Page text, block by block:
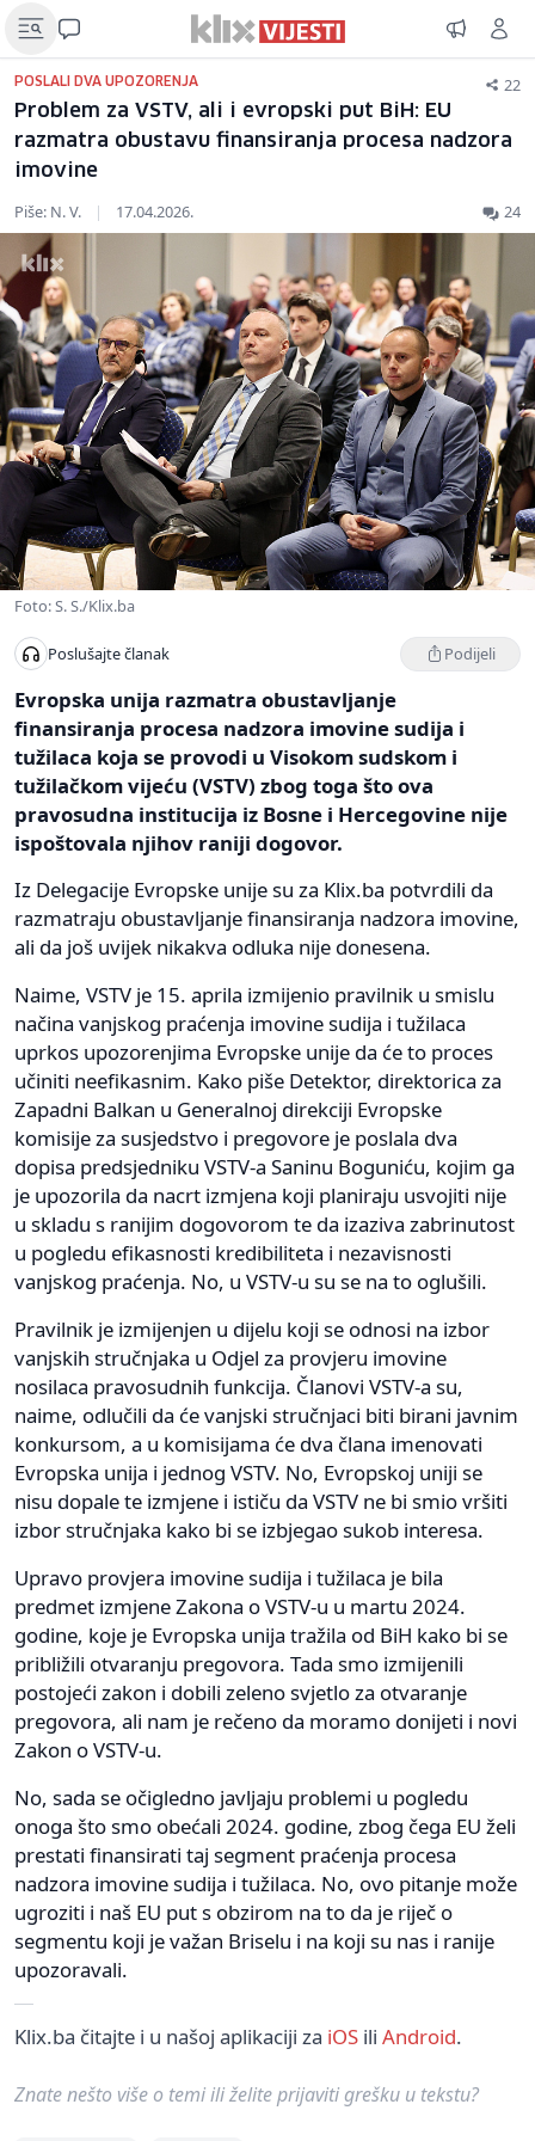
POSLALI DVA UPOZORENJA 22
Problem za VSTV, ali i evropski put BiH: EU
razmatra obustavu finansiranja procesa nadzora
imovine
Piše: N. V. | 17.04.2026. 24
Foto: S. S./Klix.ba
Poslušajte članak Podijeli
Evropska unija razmatra obustavljanje
finansiranja procesa nadzora imovine sudija i
tužilaca koja se provodi u Visokom sudskom i
tužilačkom vijeću (VSTV) zbog toga što ova
pravosudna institucija iz Bosne i Hercegovine nije
ispoštovala njihov raniji dogovor.
Iz Delegacije Evropske unije su za Klix.ba potvrdili da
razmatraju obustavljanje finansiranja nadzora imovine,
ali da još uvijek nikakva odluka nije donesena.
Naime, VSTV je 15. aprila izmijenio pravilnik u smislu
načina vanjskog praćenja imovine sudija i tužilaca
uprkos upozorenjima Evropske unije da će to proces
učiniti neefikasnim. Kako piše Detektor, direktorica za
Zapadni Balkan u Generalnoj direkciji Evropske
komisije za susjedstvo i pregovore je poslala dva
dopisa predsjedniku VSTV-a Saninu Boguniću, kojim ga
je upozorila da nacrt izmjena koji planiraju usvojiti nije
u skladu s ranijim dogovorom te da izaziva zabrinutost
u pogledu efikasnosti kredibiliteta i nezavisnosti
vanjskog praćenja. No, u VSTV-u su se na to oglušili.
Pravilnik je izmijenjen u dijelu koji se odnosi na izbor
vanjskih stručnjaka u Odjel za provjeru imovine
nosilaca pravosudnih funkcija. Članovi VSTV-a su,
naime, odlučili da će vanjski stručnjaci biti birani javnim
konkursom, a u komisijama će dva člana imenovati
Evropska unija i jednog VSTV. No, Evropskoj uniji se
nisu dopale te izmjene i ističu da VSTV ne bi smio vršiti
izbor stručnjaka kako bi se izbjegao sukob interesa.
Upravo provjera imovine sudija i tužilaca je bila
predmet izmjene Zakona o VSTV-u u martu 2024.
godine, koje je Evropska unija tražila od BiH kako bi se
približili otvaranju pregovora. Tada smo izmijenili
postojeći zakon i dobili zeleno svjetlo za otvaranje
pregovora, ali nam je rečeno da moramo donijeti i novi
Zakon o VSTV-u.
No, sada se očigledno javljaju problemi u pogledu
onoga što smo obećali 2024. godine, zbog čega EU želi
prestati finansirati taj segment praćenja procesa
nadzora imovine sudija i tužilaca. No, ovo pitanje može
ugroziti i naš EU put s obzirom na to da je riječ o
segmentu koji je važan Briselu i na koji su nas i ranije
upozoravali.
Klix.ba čitajte i u našoj aplikaciji za iOS ili Android.
Znate nešto više o temi ili želite prijaviti grešku u tekstu?